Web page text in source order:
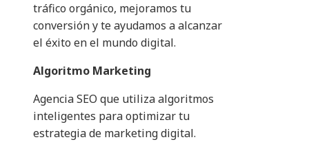
tráfico orgánico, mejoramos tu
conversión y te ayudamos a alcanzar
el éxito en el mundo digital.
Algoritmo Marketing
Agencia SEO que utiliza algoritmos
inteligentes para optimizar tu
estrategia de marketing digital.